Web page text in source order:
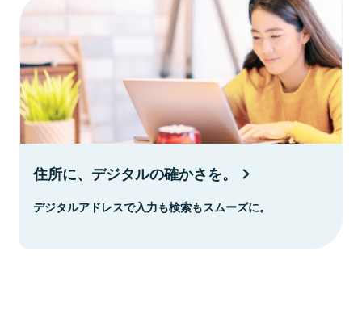
住所に、デジタルの確かさを。
デジタルアドレスで入力も検索もスムーズに。